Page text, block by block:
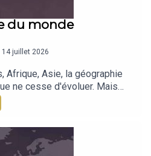
du monde
14 juillet 2026
Afrique, Asie, la géographie
ne cesse d'évoluer. Mais
et les masses
aussi l'influence qui se
médias, les universités, les
de Jean-